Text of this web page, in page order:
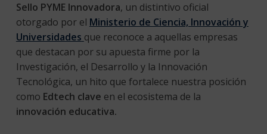
Sello PYME Innovadora, un distintivo oficial
otorgado por el Ministerio de Ciencia, Innovación y
Universidades que reconoce a aquellas empresas
que destacan por su apuesta firme por la
Investigación, el Desarrollo y la Innovación
Tecnológica, un hito que fortalece nuestra posición
como Edtech clave en el ecosistema de la
innovación educativa.